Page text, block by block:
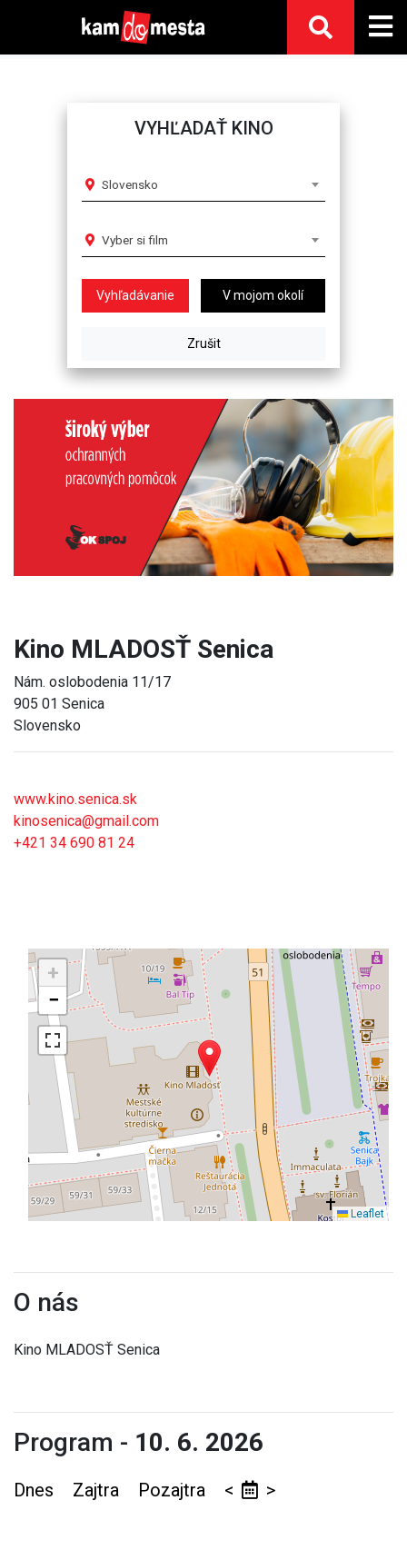
VYHĽADAŤ KINO
Slovensko
Vyber si film
V mojom okolí
Next
Kino MLADOSŤ Senica
Nám. oslobodenia 11/17
905 01 Senica
Slovensko
www.kino.senica.sk
kinosenica@gmail.com
+421 34 690 81 24
+
−
Leaflet
O nás
Kino MLADOSŤ Senica
Program - 10. 6. 2026
Dnes Zajtra Pozajtra < >